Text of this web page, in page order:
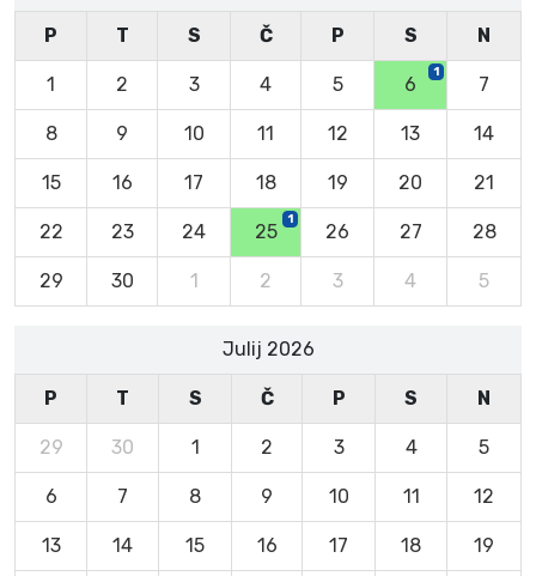
P T S Č P S N
1 2 3 4 5 6
1
7
8 9 10 11 12 13 14
15 16 17 18 19 20 21
22 23 24 25
1
26 27 28
29 30 1 2 3 4 5
Julij 2026
P T S Č P S N
29 30 1 2 3 4 5
6 7 8 9 10 11 12
13 14 15 16 17 18 19